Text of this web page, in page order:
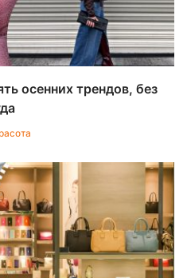
осенних трендов, без